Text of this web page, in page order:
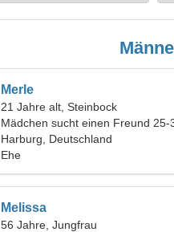
Merle
21 Jahre alt, Steinbock
Mädchen sucht einen Freund 25-
Harburg, Deutschland
Ehe
Melissa
56 Jahre, Jungfrau